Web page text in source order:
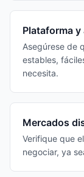
Plataforma y
Asegúrese de
estables,
necesita.
Mercados
Verifique que
negociar, ya